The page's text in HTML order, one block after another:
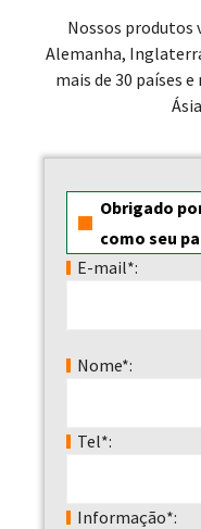
Nossos produtos
Alemanha,
mais de 30 países
Obrigado
como seu
E-mail*:
Nome*:
Tel*:
Informação*: